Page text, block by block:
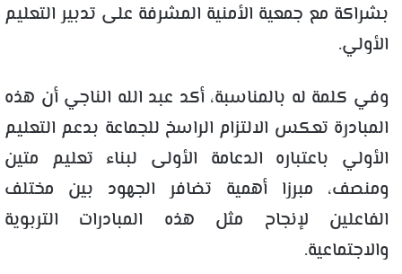
بشراكة مع جمعية الأمنية المشرفة على تدبير التعليم
الأولي.
وفي كلمة له بالمناسبة، أكد عبد الله الناجي أن هذه
المبادرة تعكس الالتزام الراسخ للجماعة بدعم التعليم
الأولي باعتباره الدعامة الأولى لبناء تعليم متين
ومنصف، مبرزا أهمية تضافر الجهود بين مختلف
الفاعلين لإنجاح مثل هذه المبادرات التربوية
والاجتماعية.